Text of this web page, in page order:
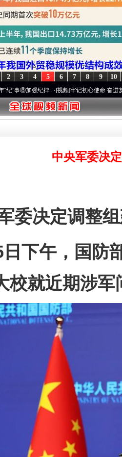
10
9
8
7
6
5
4
3
2
强纪律..·[视频]牢记初心使命 奋进复兴征程丨“
中央军委决
决定调整组
午，国防部
校就近期涉军